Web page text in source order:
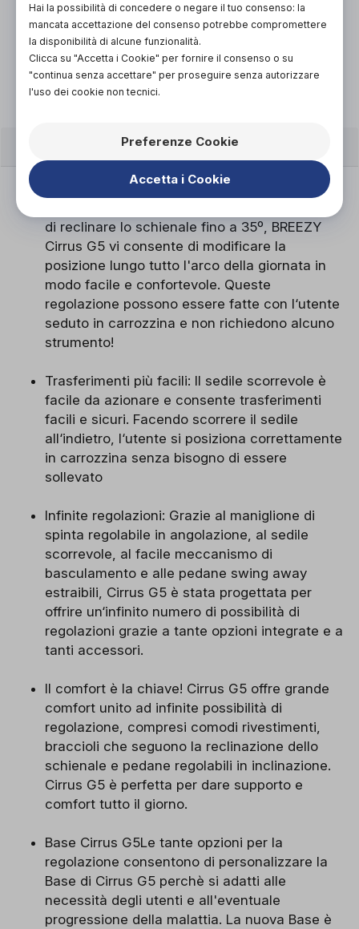
Organizza prova in negozio
Scarica il coupon
CARATTERISTICHE
Basculamento e reclinazione: Offrendo la
di reclinare lo schienale fino a 35º, BREEZY
Cirrus G5 vi consente di modificare la
posizione lungo tutto l'arco della giornata in
modo facile e confortevole. Queste
regolazione possono essere fatte con l‘utente
seduto in carrozzina e non richiedono alcuno
strumento!
Trasferimenti più facili: Il sedile scorrevole è
facile da azionare e consente trasferimenti
facili e sicuri. Facendo scorrere il sedile
all‘indietro, l‘utente si posiziona correttamente
in carrozzina senza bisogno di essere
sollevato
Infinite regolazioni: Grazie al maniglione di
spinta regolabile in angolazione, al sedile
scorrevole, al facile meccanismo di
basculamento e alle pedane swing away
estraibili, Cirrus G5 è stata progettata per
offrire un‘infinito numero di possibilità di
regolazioni grazie a tante opzioni integrate e a
tanti accessori.
Il comfort è la chiave! Cirrus G5 offre grande
comfort unito ad infinite possibilità di
regolazione, compresi comodi rivestimenti,
braccioli che seguono la reclinazione dello
schienale e pedane regolabili in inclinazione.
Cirrus G5 è perfetta per dare supporto e
comfort tutto il giorno.
Base Cirrus G5Le tante opzioni per la
regolazione consentono di personalizzare la
Base di Cirrus G5 perchè si adatti alle
necessità degli utenti e all'eventuale
progressione della malattia. La nuova Base è
Hai la possibilità di concedere o negare il tuo consenso: la
mancata accettazione del consenso potrebbe compromettere
la disponibilità di alcune funzionalità.
Clicca su "Accetta i Cookie" per fornire il consenso o su
"continua senza accettare" per proseguire senza autorizzare
l'uso dei cookie non tecnici.
Preferenze Cookie
Accetta i Cookie